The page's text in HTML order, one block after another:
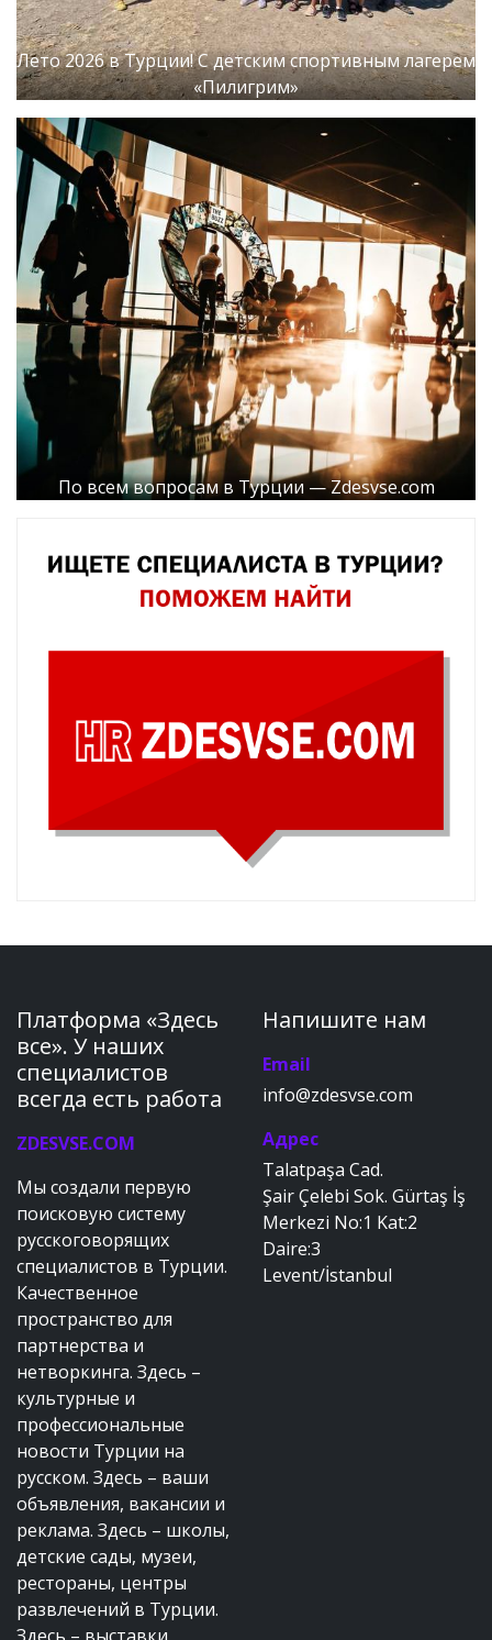
Лето 2026 в Турции! С детским спортивным лагерем
«Пилигрим»
По всем вопросам в Турции — Zdesvse.com
Платформа «Здесь
все». У наших
специалистов
всегда есть работа
ZDESVSE.COM
Мы создали первую
поисковую систему
русскоговорящих
специалистов в Турции.
Качественное
пространство для
партнерства и
нетворкинга. Здесь –
культурные и
профессиональные
новости Турции на
русском. Здесь – ваши
объявления, вакансии и
реклама. Здесь – школы,
детские сады, музеи,
рестораны, центры
развлечений в Турции.
Напишите нам
Email
info@zdesvse.com
Адрес
Talatpaşa Cad.
Şair Çelebi Sok. Gürtaş İş
Merkezi No:1 Kat:2
Daire:3
Levent/İstanbul